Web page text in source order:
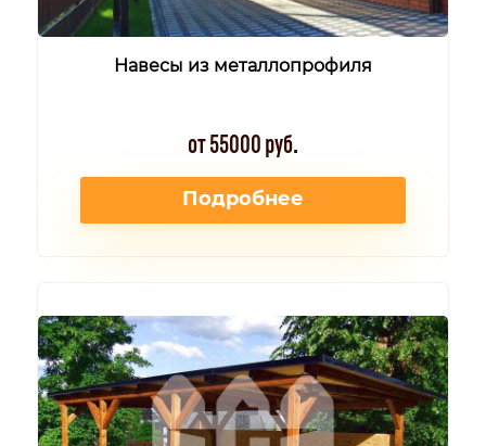
Навесы из металлопрофиля
от 55000 руб.
Подробнее